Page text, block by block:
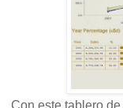
Con este tablero